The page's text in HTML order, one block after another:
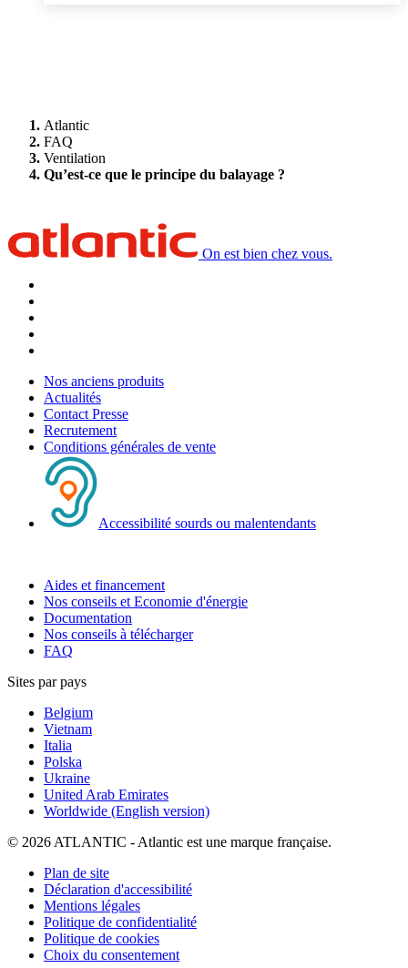
Atlantic
FAQ
Ventilation
Qu’est-ce que le principe du balayage ?
On est bien chez vous.
Nos anciens produits
Actualités
Contact Presse
Recrutement
Conditions générales de vente
Accessibilité sourds ou malentendants
Aides et financement
Nos conseils et Economie d'énergie
Documentation
Nos conseils à télécharger
FAQ
Sites par pays
Belgium
Vietnam
Italia
Polska
Ukraine
United Arab Emirates
Worldwide (English version)
© 2026 ATLANTIC - Atlantic est une marque française.
Plan de site
Déclaration d'accessibilité
Mentions légales
Politique de confidentialité
Politique de cookies
Choix du consentement